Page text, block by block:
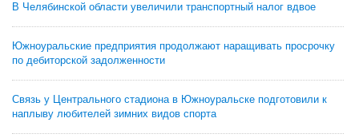
В Челябинской области увеличили транспортный налог вдвое
Южноуральские предприятия продолжают наращивать просрочку
по дебиторской задолженности
Связь у Центрального стадиона в Южноуральске подготовили к
наплыву любителей зимних видов спорта